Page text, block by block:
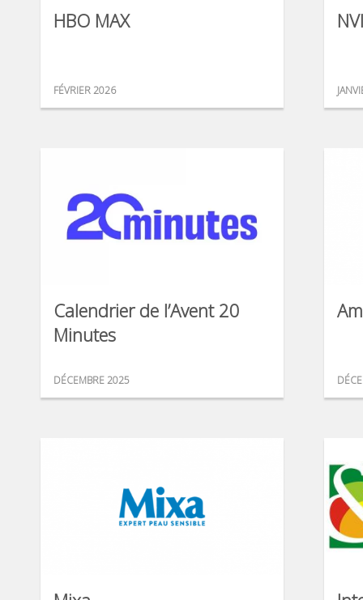
HBO MAX
FÉVRIER 2026
Calendrier de l’Avent 20
Minutes
DÉCEMBRE 2025